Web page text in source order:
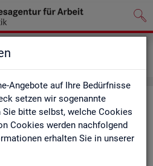
Angebote auf Ihre Bedürfnisse
setzen wir sogenannte
bitte selbst, welche Cookies
Cookies werden nachfolgend
erhalten Sie in unserer
über De­fi­ni­ti­on, Aus­sa­ge­kraft, Be­
der Kenn­zah­len, die in der Sta­tis­
vor­kom­men.